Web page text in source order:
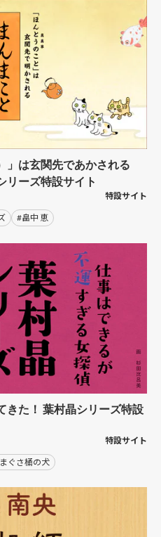
」は玄関先であかされる
ーズ特設サイト
特設サイト
#畠中 恵
きた！ 葉村晶シリーズ特設
特設サイト
ぐさ桶の犬